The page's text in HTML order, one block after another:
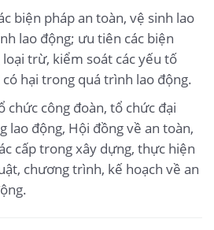
biện pháp an toàn, vệ sinh lao
lao động; ưu tiên các biện
trừ, kiểm soát các yếu tố
hại trong quá trình lao động.
chức công đoàn, tổ chức đại
lao động, Hội đồng về an toàn,
cấp trong xây dựng, thực hiện
chương trình, kế hoạch về an